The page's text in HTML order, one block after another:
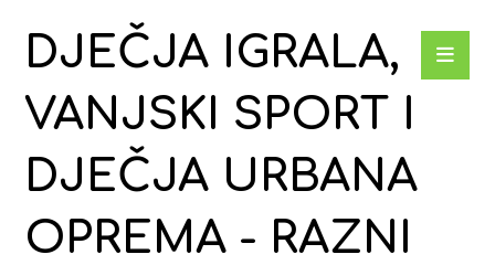
DJEČJA IGRALA,
VANJSKI SPORT I
DJEČJA URBANA
OPREMA - RAZNI